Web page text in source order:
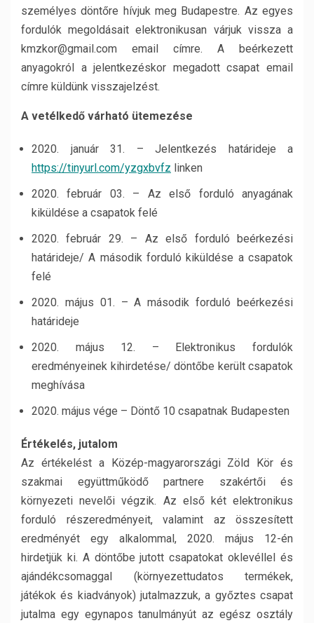
személyes döntőre hívjuk meg Budapestre. Az egyes
fordulók megoldásait elektronikusan várjuk vissza a
kmzkor@gmail.com email címre. A beérkezett
anyagokról a jelentkezéskor megadott csapat email
címre küldünk visszajelzést.
A vetélkedő várható ütemezése
2020. január 31. – Jelentkezés határideje a
https://tinyurl.com/yzgxbvfz linken
2020. február 03. – Az első forduló anyagának
kiküldése a csapatok felé
2020. február 29. – Az első forduló beérkezési
határideje/ A második forduló kiküldése a csapatok
felé
2020. május 01. – A második forduló beérkezési
határideje
2020. május 12. – Elektronikus fordulók
eredményeinek kihirdetése/ döntőbe került csapatok
meghívása
2020. május vége – Döntő 10 csapatnak Budapesten
Értékelés, jutalom
Az értékelést a Közép-magyarországi Zöld Kör és
szakmai együttműködő partnere szakértői és
környezeti nevelői végzik. Az első két elektronikus
forduló részeredményeit, valamint az összesített
eredményét egy alkalommal, 2020. május 12-én
hirdetjük ki. A döntőbe jutott csapatokat oklevéllel és
ajándékcsomaggal (környezettudatos termékek,
játékok és kiadványok) jutalmazzuk, a győztes csapat
jutalma egy egynapos tanulmányút az egész osztály